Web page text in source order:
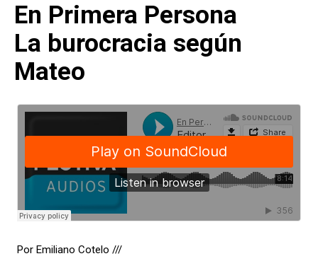
En Primera Persona
La burocracia según
Mateo
Por Emiliano Cotelo ///